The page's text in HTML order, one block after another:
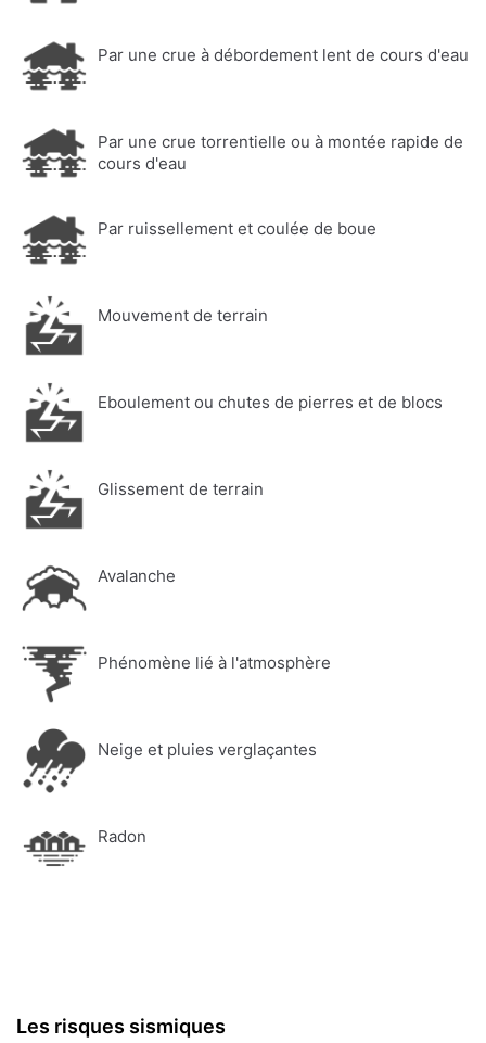
Par une crue à débordement lent de cours d'eau
Par une crue torrentielle ou à montée rapide de
cours d'eau
Par ruissellement et coulée de boue
Mouvement de terrain
Eboulement ou chutes de pierres et de blocs
Glissement de terrain
Avalanche
Phénomène lié à l'atmosphère
Neige et pluies verglaçantes
Radon
Les risques sismiques